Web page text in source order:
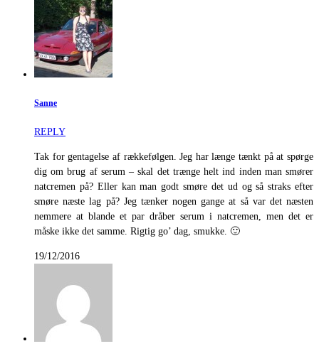
Sanne
REPLY
Tak for gentagelse af rækkefølgen. Jeg har længe tænkt på at spørge
dig om brug af serum – skal det trænge helt ind inden man smører
natcremen på? Eller kan man godt smøre det ud og så straks efter
smøre næste lag på? Jeg tænker nogen gange at så var det næsten
nemmere at blande et par dråber serum i natcremen, men det er
måske ikke det samme. Rigtig go’ dag, smukke. 🙂
19/12/2016